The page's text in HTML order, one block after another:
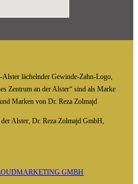
lächelnder Gewinde-Zahn-Logo,
Zentrum an der Alster“ sind als Marke
Marken von Dr. Reza Zolmajd
Alster, Dr. Reza Zolmajd GmbH,
GMBH